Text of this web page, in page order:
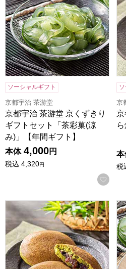
ソーシャルギフト
京都宇治 茶游堂
京都宇治 茶游堂 京くずきり
ギフトセット「茶彩菓(涼
み)」【年間ギフト】
本体 4,000円
税込 4,320円
お気
京
京
本
税
京都宇治 茶游堂 京・宇治どら